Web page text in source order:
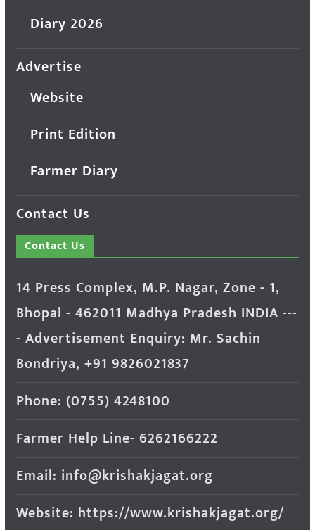
Diary 2026
Advertise
Website
Print Edition
Farmer Diary
Contact Us
Contact Us
14 Press Complex, M.P. Nagar, Zone - 1,
Bhopal - 462011 Madhya Pradesh INDIA ---
- Advertisement Enquiry: Mr. Sachin
Bondriya, +91 9826021837
Phone: (0755) 4248100
Farmer Help Line- 6262166222
Email: info@krishakjagat.org
Website: https://www.krishakjagat.org/